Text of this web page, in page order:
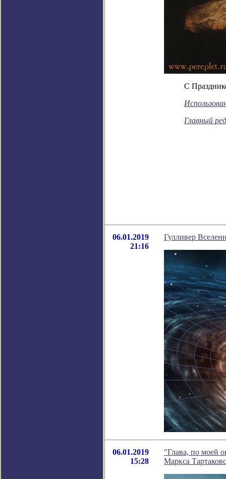
С
Главный
06.01.2019
21:16
Гулливер
06.01.2019
15:28
"Глава, по моей
Маркса